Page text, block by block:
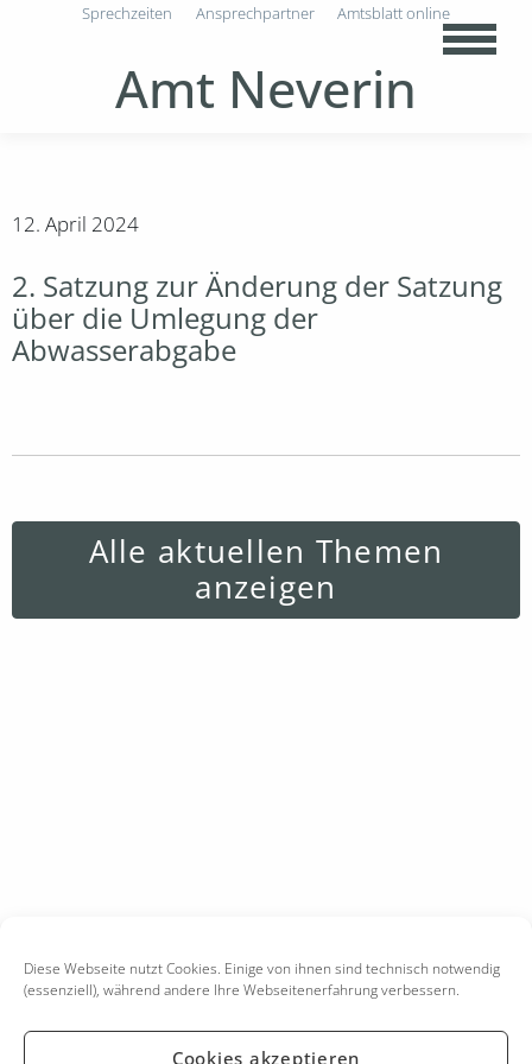
Diese Webseite nutzt Cookies. Einige von ihnen sind technisch notwendig
(essenziell), während andere Ihre Webseitenerfahrung verbessern.
Cookies akzeptieren
Amt Neverin
Sprechzeiten Ansprechpartner Amtsblatt online
12. April 2024
2. Satzung zur Änderung der Satzung
über die Umlegung der
Abwasserabgabe
Alle aktuellen Themen
anzeigen